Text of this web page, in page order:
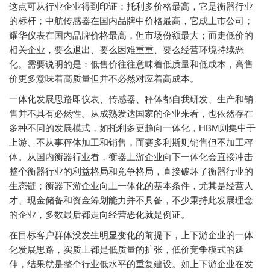
这点可从行业企业得到印证：托利多价格最高，它是衡器行业
的标杆；中航传感器在国内品牌中价格最高，它成上市公司；
耀华仪表在国内品牌价格最高，但市场份额最大；而走低价的
相关企业，要么退出、要么困难重重、要么经营环境持续恶
化。需要说明的是：低售价往往意味着低质量和低成本，高售
价更多意味着高质量但并不必然对应着高成本。
一体化发展思路即仪表、传感器、秤体都自我研发、生产和销
售并不具有必然性。从成熟发达国家的企业来看，也依然存在
多种不同的发展模式，如托利多更趋向一体化，HBM则集中于
上游、不从事秤体加工和销售，而赛多利斯则销售但不加工秤
体。从国内衡器行业看，衡器上游企业向下一体化会直接冲击
整个衡器行业的利益格局和竞争格局，直接破坏了衡器行业的
生态链；衡器下游企业向上一体化的基本条件，尤其是经营人
才、现金储备和资金筹划能力并不具备，不少秉持此发展理念
的企业，多数最后都走向经营恶化就是例证。
在目标客户群体没发生明显变化的前提下，上下游企业的一体
化发展思路，实质上都是低质量的扩张，低价竞争模式的延
伸，结果就是整个行业低水平的重复建设。如上下游企业在发